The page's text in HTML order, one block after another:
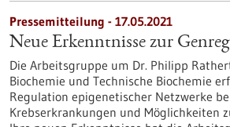
Pressemitteilung - 17.05.2021
Neue Erkenntnisse zur
Die Arbeitsgruppe um Dr. Philipp
Biochemie und Technische Biochemie
Regulation epigenetischer Netzwerke
Krebserkrankungen und Möglichkeiten